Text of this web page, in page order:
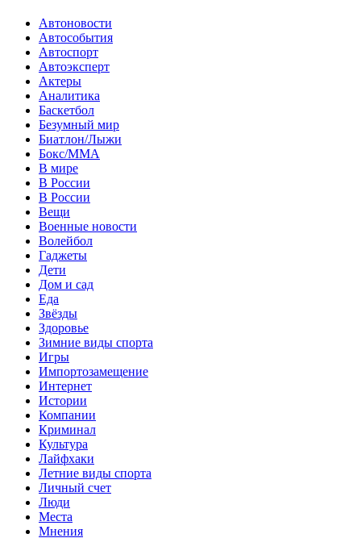
Автоновости
Автособытия
Автоспорт
Автоэксперт
Актеры
Аналитика
Баскетбол
Безумный мир
Биатлон/Лыжи
Бокс/MMA
В мире
В России
В России
Вещи
Военные новости
Волейбол
Гаджеты
Дети
Дом и сад
Еда
Звёзды
Здоровье
Зимние виды спорта
Игры
Импортозамещение
Интернет
Истории
Компании
Криминал
Культура
Лайфхаки
Летние виды спорта
Личный счет
Люди
Места
Мнения